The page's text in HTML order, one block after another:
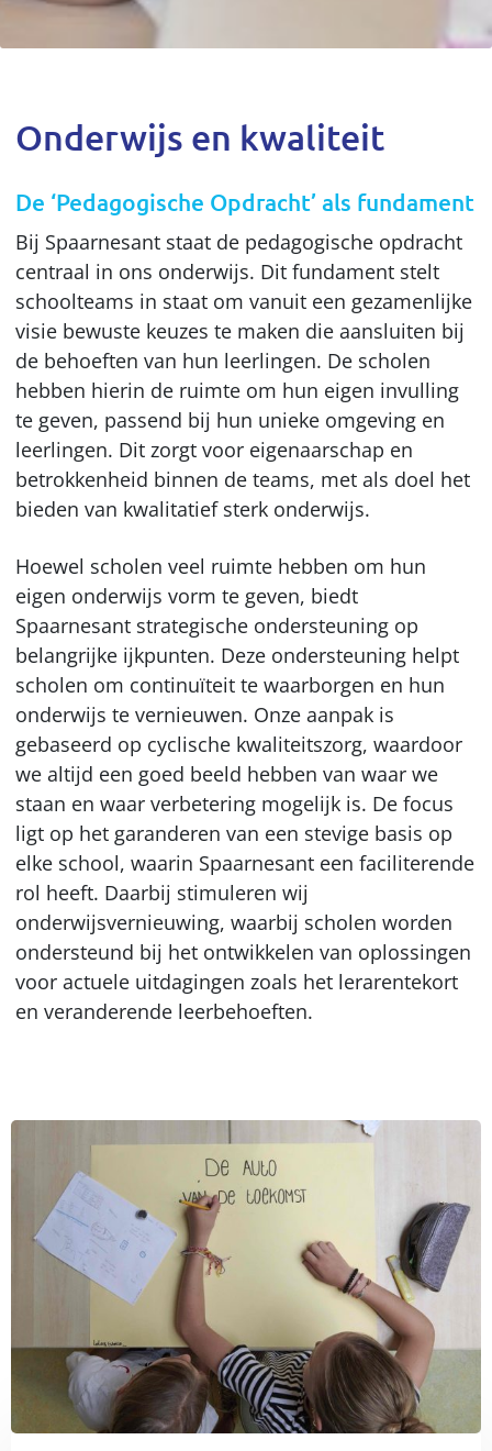
Onderwijs en kwaliteit
De ‘Pedagogische Opdracht’ als fundament
Bij Spaarnesant staat de pedagogische opdracht
centraal in ons onderwijs. Dit fundament stelt
schoolteams in staat om vanuit een gezamenlijke
visie bewuste keuzes te maken die aansluiten bij
de behoeften van hun leerlingen. De scholen
hebben hierin de ruimte om hun eigen invulling
te geven, passend bij hun unieke omgeving en
leerlingen. Dit zorgt voor eigenaarschap en
betrokkenheid binnen de teams, met als doel het
bieden van kwalitatief sterk onderwijs.
Hoewel scholen veel ruimte hebben om hun
eigen onderwijs vorm te geven, biedt
Spaarnesant strategische ondersteuning op
belangrijke ijkpunten. Deze ondersteuning helpt
scholen om continuïteit te waarborgen en hun
onderwijs te vernieuwen. Onze aanpak is
gebaseerd op cyclische kwaliteitszorg, waardoor
we altijd een goed beeld hebben van waar we
staan en waar verbetering mogelijk is. De focus
ligt op het garanderen van een stevige basis op
elke school, waarin Spaarnesant een faciliterende
rol heeft. Daarbij stimuleren wij
onderwijsvernieuwing, waarbij scholen worden
ondersteund bij het ontwikkelen van oplossingen
voor actuele uitdagingen zoals het lerarentekort
en veranderende leerbehoeften.